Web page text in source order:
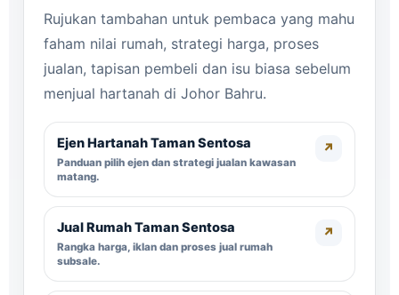
Rujukan tambahan untuk pembaca yang mahu
faham nilai rumah, strategi harga, proses
jualan, tapisan pembeli dan isu biasa sebelum
menjual hartanah di Johor Bahru.
Ejen Hartanah Taman Sentosa
Panduan pilih ejen dan strategi jualan kawasan
matang.
↗
Jual Rumah Taman Sentosa
Rangka harga, iklan dan proses jual rumah
subsale.
↗